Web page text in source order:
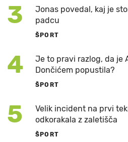
3
Jonas povedal, kaj je
padcu
ŠPORT
4
Je to pravi razlog, da je
Dončićem popustila?
ŠPORT
5
Velik incident na prvi
odkorakala z zaletišča
ŠPORT